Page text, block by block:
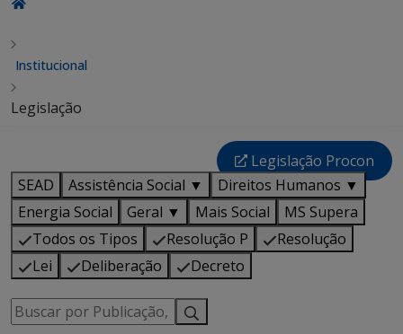
Institucional
Legislação
Legislação Procon
SEAD
Assistência Social ▼
Direitos Humanos ▼
Energia Social
Geral ▼ Mais Social
MS Supera
Todos os Tipos
Resolução P
Resolução
Lei
Deliberação Decreto